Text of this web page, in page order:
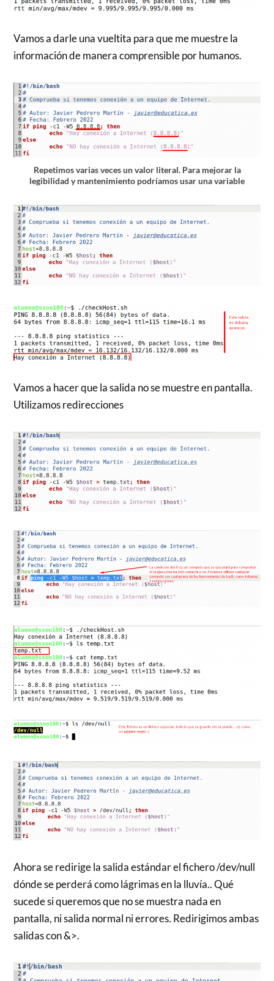
Vamos a darle una vueltita para que me muestre la
información de manera comprensible por humanos.
Repetimos varias veces un valor literal. Para mejorar la
legibilidad y mantenimiento podríamos usar una variable
Vamos a hacer que la salida no se muestre en pantalla.
Utilizamos redirecciones
Ahora se redirige la salida estándar el fichero /dev/null
dónde se perderá como lágrimas en la lluvía.. Qué
sucede si queremos que no se muestra nada en
pantalla, ni salida normal ni errores. Redirigimos ambas
salidas con &>.